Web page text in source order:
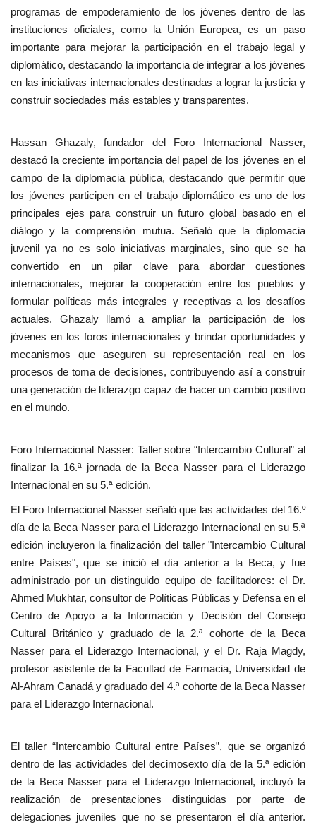
programas de empoderamiento de los jóvenes dentro de las
instituciones oficiales, como la Unión Europea, es un paso
importante para mejorar la participación en el trabajo legal y
diplomático, destacando la importancia de integrar a los jóvenes
en las iniciativas internacionales destinadas a lograr la justicia y
construir sociedades más estables y transparentes.
Hassan Ghazaly, fundador del Foro Internacional Nasser,
destacó la creciente importancia del papel de los jóvenes en el
campo de la diplomacia pública, destacando que permitir que
los jóvenes participen en el trabajo diplomático es uno de los
principales ejes para construir un futuro global basado en el
diálogo y la comprensión mutua. Señaló que la diplomacia
juvenil ya no es solo iniciativas marginales, sino que se ha
convertido en un pilar clave para abordar cuestiones
internacionales, mejorar la cooperación entre los pueblos y
formular políticas más integrales y receptivas a los desafíos
actuales. Ghazaly llamó a ampliar la participación de los
jóvenes en los foros internacionales y brindar oportunidades y
mecanismos que aseguren su representación real en los
procesos de toma de decisiones, contribuyendo así a construir
una generación de liderazgo capaz de hacer un cambio positivo
en el mundo.
Foro Internacional Nasser: Taller sobre “Intercambio Cultural” al
finalizar la 16.ª jornada de la Beca Nasser para el Liderazgo
Internacional en su 5.ª edición.
El Foro Internacional Nasser señaló que las actividades del 16.º
día de la Beca Nasser para el Liderazgo Internacional en su 5.ª
edición incluyeron la finalización del taller "Intercambio Cultural
entre Países", que se inició el día anterior a la Beca, y fue
administrado por un distinguido equipo de facilitadores: el Dr.
Ahmed Mukhtar, consultor de Políticas Públicas y Defensa en el
Centro de Apoyo a la Información y Decisión del Consejo
Cultural Británico y graduado de la 2.ª cohorte de la Beca
Nasser para el Liderazgo Internacional, y el Dr. Raja Magdy,
profesor asistente de la Facultad de Farmacia, Universidad de
Al-Ahram Canadá y graduado del 4.ª cohorte de la Beca Nasser
para el Liderazgo Internacional.
El taller “Intercambio Cultural entre Países”, que se organizó
dentro de las actividades del decimosexto día de la 5.ª edición
de la Beca Nasser para el Liderazgo Internacional, incluyó la
realización de presentaciones distinguidas por parte de
delegaciones juveniles que no se presentaron el día anterior.